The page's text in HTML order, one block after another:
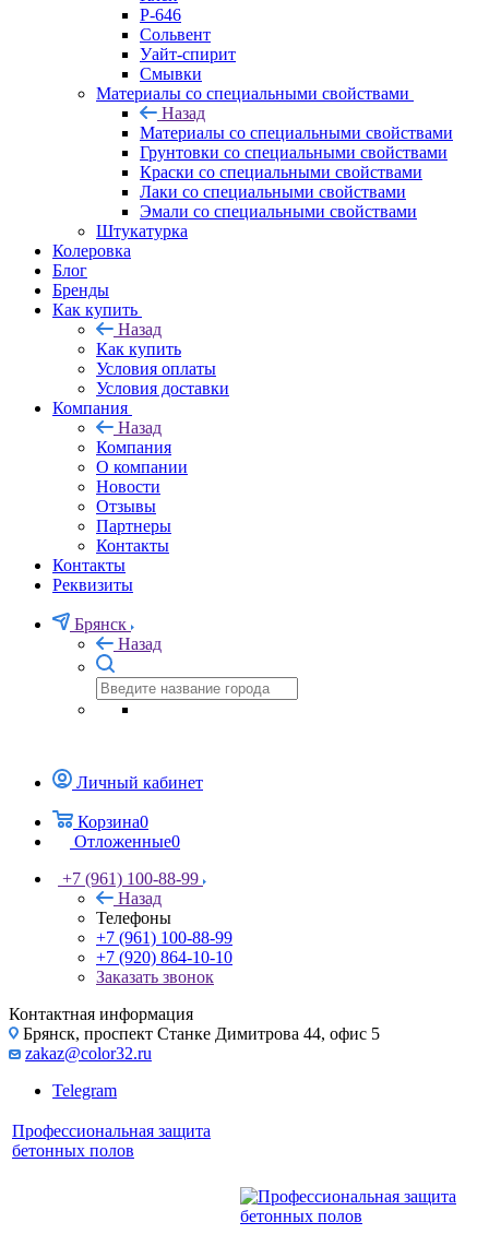
Р-646
Сольвент
Уайт-спирит
Смывки
Материалы со специальными свойствами
Назад
Материалы со специальными свойствами
Грунтовки со специальными свойствами
Краски со специальными свойствами
Лаки со специальными свойствами
Эмали со специальными свойствами
Штукатурка
Колеровка
Блог
Бренды
Как купить
Назад
Как купить
Условия оплаты
Условия доставки
Компания
Назад
Компания
О компании
Новости
Отзывы
Партнеры
Контакты
Контакты
Реквизиты
Брянск
Назад
Личный кабинет
Корзина0
Отложенные0
+7 (961) 100-88-99
Назад
Телефоны
+7 (961) 100-88-99
+7 (920) 864-10-10
Заказать звонок
Контактная информация
Брянск, проспект Станке Димитрова 44, офис 5
zakaz@color32.ru
Telegram
Профессиональная защита
бетонных полов